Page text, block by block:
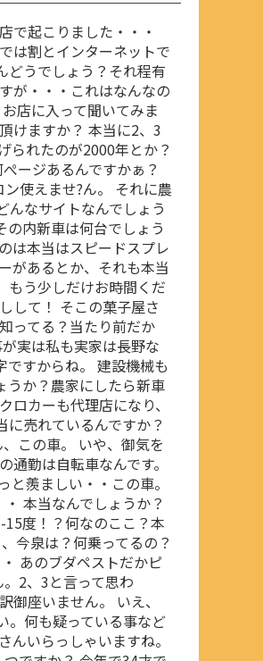
で起こりました・・・
は割とインターネットで
どうでしょう？それ程有
が・・・これはなんなの
店に入って聞いてみま
けますか？ 本当に2、3
られたのが2000年とか？
ージあるんですかぁ？
使えませ?ん。 それに農
なサイトなんでしょう
内新車は何台でしょう
は本当はスピードスプレ
があるとか、それも本当
もう少しだけお時間くだ
して！ そこの菓子屋さ
ってる？当たり前だか
実は私も実家は長野な
すからね。 建設機械も
うか？農家にしたら新車
カーも代理店になり、
売れているんですか？
この車。 いや、御気を
勤は自転車なんです。
羨ましい・・この車。
本当なんでしょうか？
度！？何なのここ？本
今泉は？何乗ってるの？
あのブダペストだかピ
2、3と言って思わ
座いません。 いえ、
。何も疑っている事など
いらっしゃいますね。